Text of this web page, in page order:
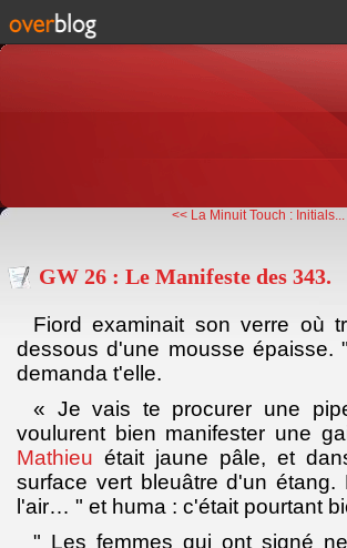
<< La Minuit Touch : Initials...
GW 26 : Le Manifeste des 343.
Fiord examinait son verre où
dessous d'une mousse épaisse.
demanda t'elle.
« Je vais te procurer une
voulurent bien manifester une
Mathieu était jaune pâle, et
surface vert bleuâtre d'un
l'air… " et huma : c'était pourtant
" Les femmes qui ont signé